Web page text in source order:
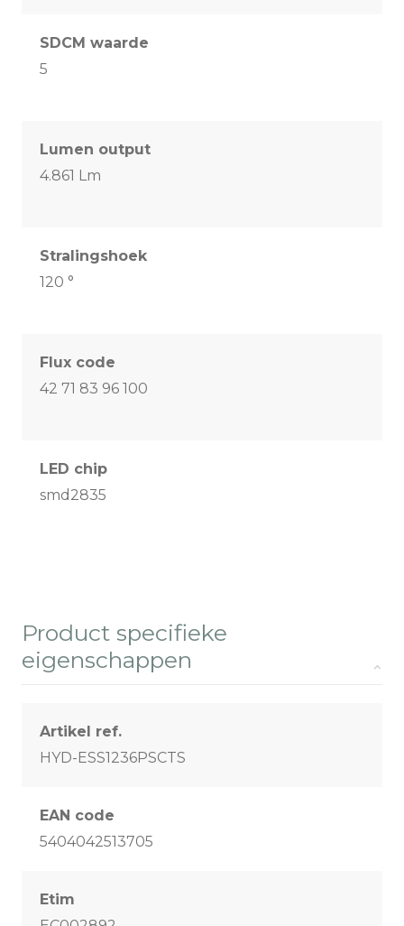
SDCM waarde
5
Lumen output
4.861 Lm
Stralingshoek
120 °
Flux code
42 71 83 96 100
LED chip
smd2835
Product specifieke
eigenschappen
Artikel ref.
HYD-ESS1236PSCTS
EAN code
5404042513705
Etim